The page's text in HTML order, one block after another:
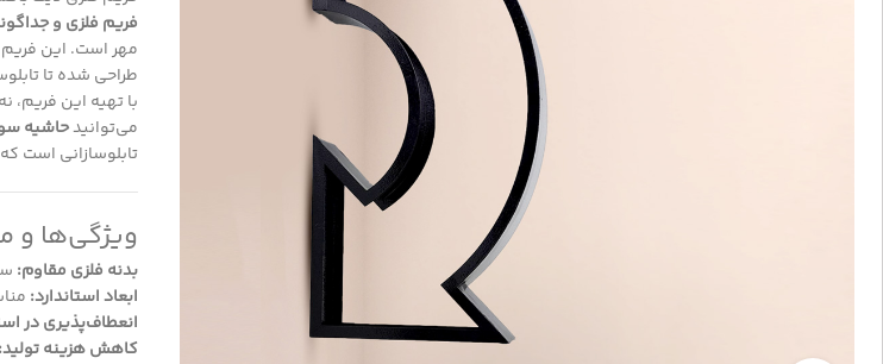
فریم فلزی و
مهر است. این فریم
طراحی شده تا
با تهیه این فریم،
می‌توانیدحاشیه
تابلوسازانی است
ویژگی‌ها
بدنه فلزی مقاوم:
ابعاد استاندارد:
انعطاف‌پذیری در
کاهش هزینه تولید: